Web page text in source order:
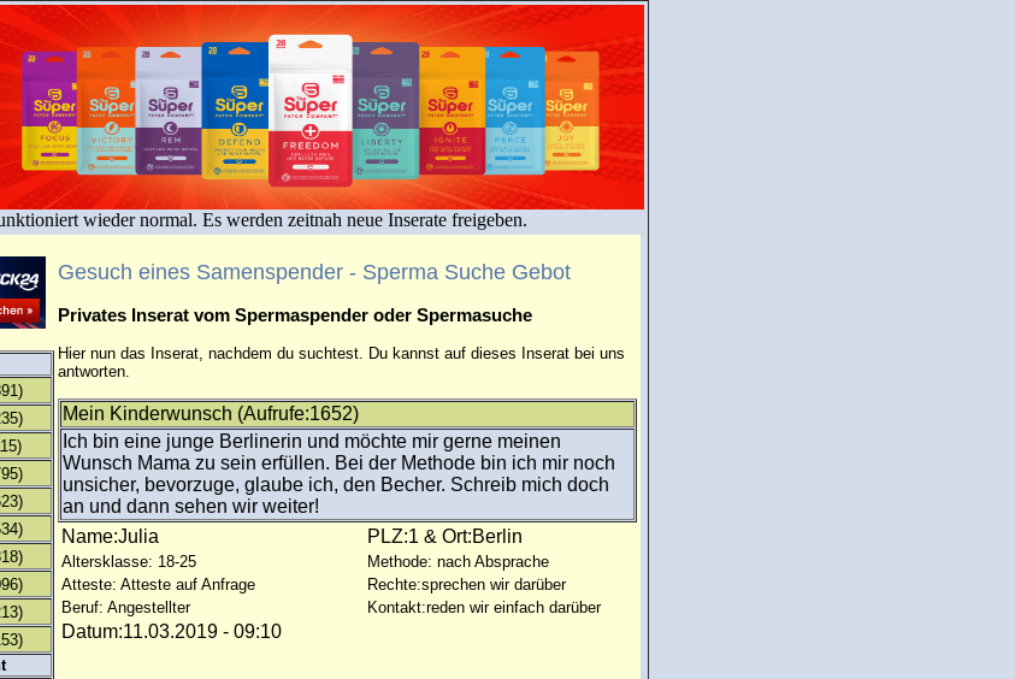
wieder normal. Es werden zeitnah neue Inserate freigeben.
Gesuch eines Samenspender - Sperma Suche Gebot
Privates Inserat vom Spermaspender oder Spermasuche
Hier nun das Inserat, nachdem du suchtest. Du kannst auf dieses Inserat bei uns
antworten.
Mein Kinderwunsch (Aufrufe:1652)
Ich bin eine junge Berlinerin und möchte mir gerne meinen
Wunsch Mama zu sein erfüllen. Bei der Methode bin ich mir noch
unsicher, bevorzuge, glaube ich, den Becher. Schreib mich doch
an und dann sehen wir weiter!
Name:Julia
PLZ:1 & Ort:Berlin
Altersklasse: 18-25
Methode: nach Absprache
Atteste: Atteste auf Anfrage
Rechte:sprechen wir darüber
Beruf: Angestellter
Kontakt:reden wir einfach darüber
Datum:11.03.2019 - 09:10